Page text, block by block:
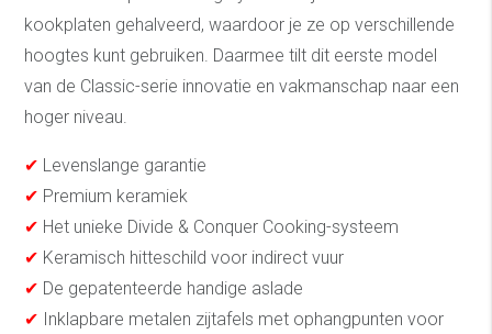
kookplaten gehalveerd, waardoor je ze op verschillende
hoogtes kunt gebruiken. Daarmee tilt dit eerste model
van de Classic-serie innovatie en vakmanschap naar een
hoger niveau.
✔ Levenslange garantie
✔ Premium keramiek
✔ Het unieke Divide & Conquer Cooking-systeem
✔ Keramisch hitteschild voor indirect vuur
✔ De gepatenteerde handige aslade
✔ Inklapbare metalen zijtafels met ophangpunten voor